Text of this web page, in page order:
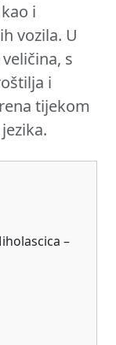
i
vozila. U
s
i
tijekom
–